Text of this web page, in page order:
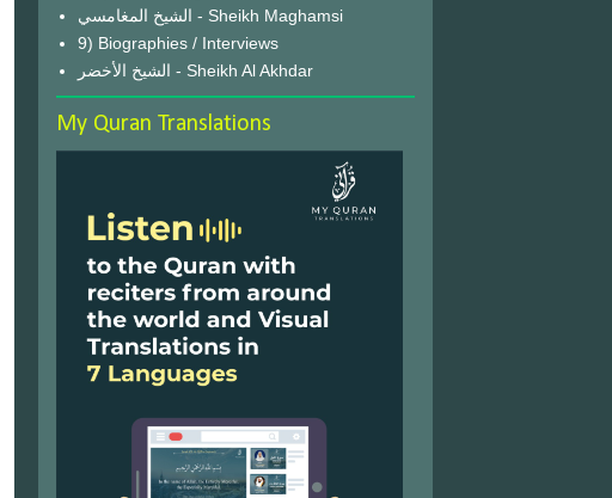
الشيخ المغامسي - Sheikh Maghamsi
9) Biographies / Interviews
الشيخ الأخضر - Sheikh Al Akhdar
My Quran Translations